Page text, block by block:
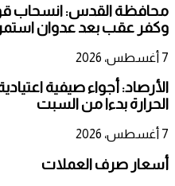
محافظة القدس: انسحاب
وكفر عقب بعد عدوان
7 أغسطس، 2026
الأرصاد: أجواء صيفية
الحرارة بدءا من السبت
7 أغسطس، 2026
أسعار صرف العملات